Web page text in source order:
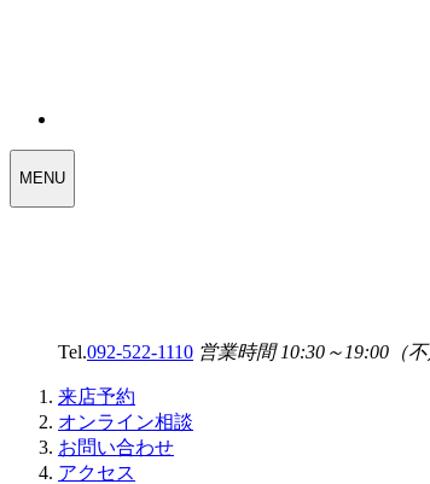
SELECT
MENU
Tel.092-522-1110 営業時間 10:30～19:00（不
来店予約
オンライン相談
お問い合わせ
アクセス